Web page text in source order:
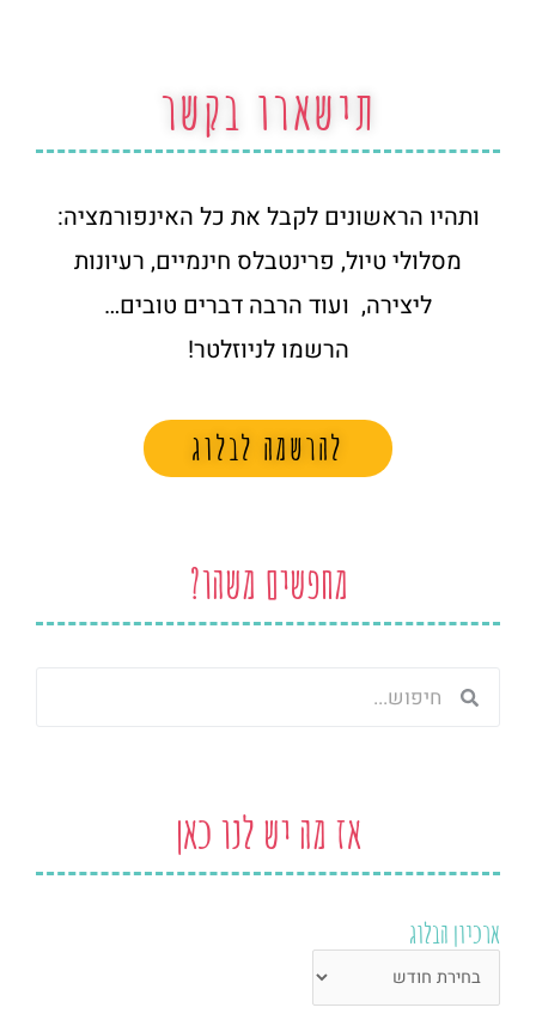
תישארו בקשר
ותהיו הראשונים לקבל את כל האינפורמציה:
מסלולי טיול, פרינטבלס חינמיים, רעיונות
ליצירה, ועוד הרבה דברים טובים…
הרשמו לניוזלטר!
להרשמה לבלוג
מחפשים משהו?
חיפוש
אז מה יש לנו כאן
ארכיון הבלוג
ארכיון
הבלוג